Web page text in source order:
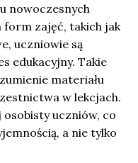
nowoczesnych
zajęć, takich jak
uczniowie są
edukacyjny. Takie
materiału
w lekcjach.
uczniów, co
a nie tylko